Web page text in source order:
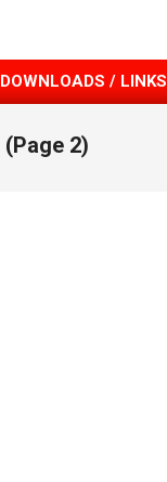
DOWNLOADS / LINKS
(Page 2)